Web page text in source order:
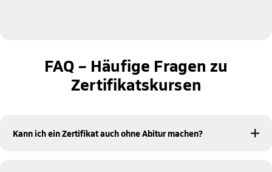
FAQ – Häufige Fragen zu
Zertifikatskursen
Kann ich ein Zertifikat auch ohne Abitur machen?